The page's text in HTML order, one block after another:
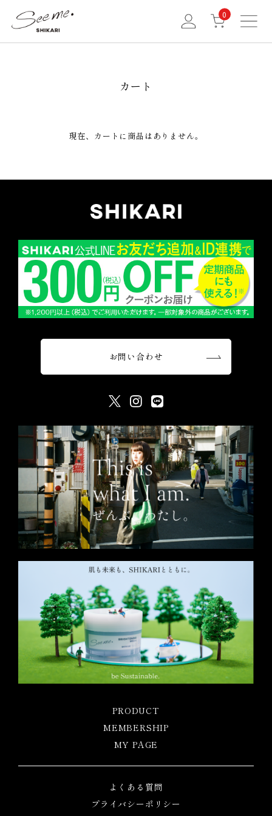
0
カート
現在、カートに商品はありません。
お問い合わせ
PRODUCT
MEMBERSHIP
MY PAGE
よくある質問
プライバシーポリシー